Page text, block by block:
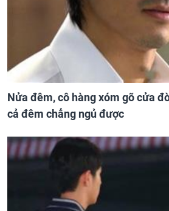
Nửa đêm, cô hàng xóm gõ cửa
cả đêm chẳng ngủ được